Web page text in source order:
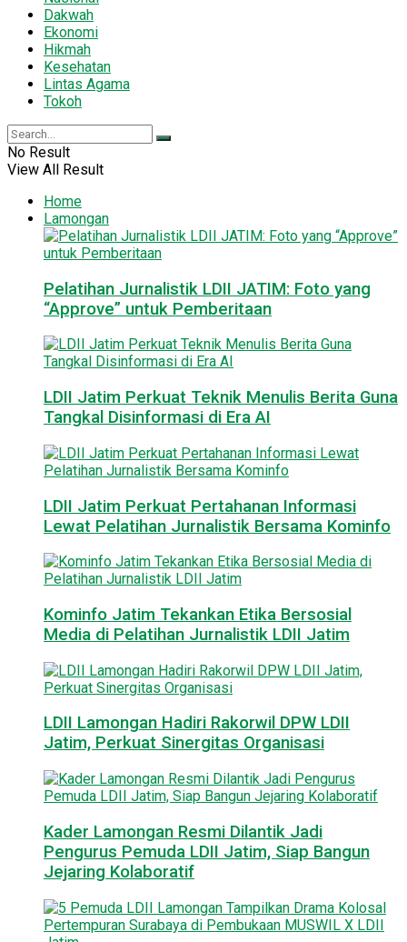
Dakwah
Ekonomi
Hikmah
Kesehatan
Lintas Agama
Tokoh
No Result
View All Result
Home
Lamongan
Pelatihan Jurnalistik LDII JATIM: Foto yang
“Approve” untuk Pemberitaan
LDII Jatim Perkuat Teknik Menulis Berita Guna
Tangkal Disinformasi di Era AI
LDII Jatim Perkuat Pertahanan Informasi
Lewat Pelatihan Jurnalistik Bersama Kominfo
Kominfo Jatim Tekankan Etika Bersosial
Media di Pelatihan Jurnalistik LDII Jatim
LDII Lamongan Hadiri Rakorwil DPW LDII
Jatim, Perkuat Sinergitas Organisasi
Kader Lamongan Resmi Dilantik Jadi
Pengurus Pemuda LDII Jatim, Siap Bangun
Jejaring Kolaboratif